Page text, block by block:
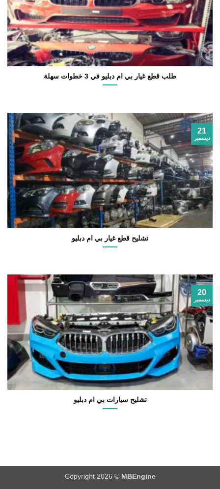
طلب قطع غيار بي ام دبليو في 3 خطوات سهلة
تشليح قطع غيار بي ام دبليو
21
ديسمبر
تشليح سيارات بي ام دبليو
20
ديسمبر
Copyright 2026 © MBEngine